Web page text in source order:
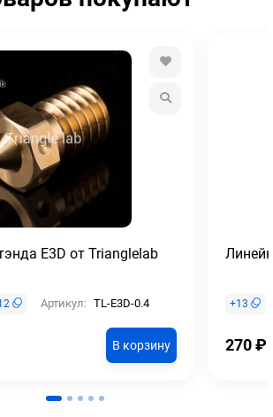
E3D от Trianglelab
Артикул: TL-E3D-0.4
В корзину
+13
270₽